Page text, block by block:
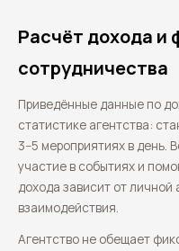
Расчёт дохода и
сотрудничества
Приведённые данные по
статистике агентства:
3−5 мероприятиях в день.
участие в событиях и
дохода зависит от
взаимодействия.
Агентство не обещает